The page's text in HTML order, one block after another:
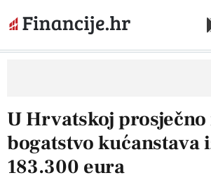
U Hrvatskoj prosječno
bogatstvo kućanstava
183.300 eura